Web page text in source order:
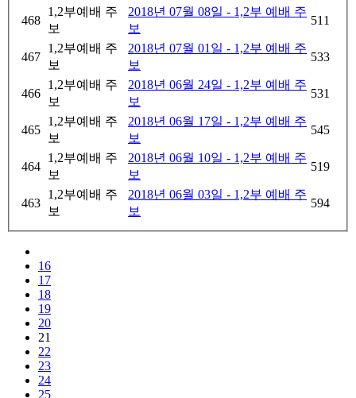
468
1,2부예배 주
보
2018년 07월 08일 - 1,2부 예배 주
보
511
467
1,2부예배 주
보
2018년 07월 01일 - 1,2부 예배 주
보
533
466
1,2부예배 주
보
2018년 06월 24일 - 1,2부 예배 주
보
531
465
1,2부예배 주
보
2018년 06월 17일 - 1,2부 예배 주
보
545
464
1,2부예배 주
보
2018년 06월 10일 - 1,2부 예배 주
보
519
463
1,2부예배 주
보
2018년 06월 03일 - 1,2부 예배 주
보
594
16
17
18
19
20
21
22
23
24
25